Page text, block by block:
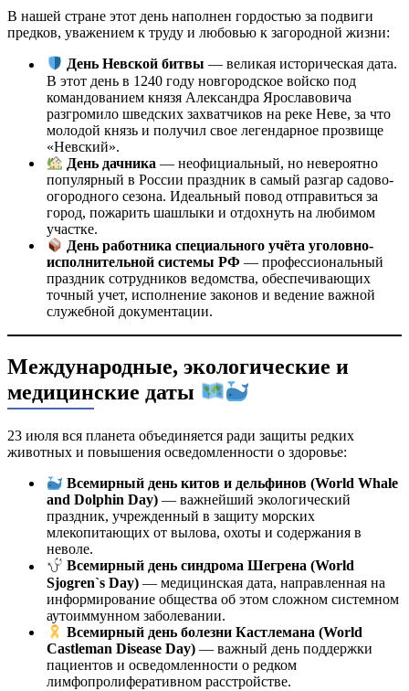
В нашей стране этот день наполнен гордостью за подвиги
предков, уважением к труду и любовью к загородной жизни:
День Невской битвы — великая историческая дата.
В этот день в 1240 году новгородское войско под
командованием князя Александра Ярославовича
разгромило шведских захватчиков на реке Неве, за что
молодой князь и получил свое легендарное прозвище
«Невский».
День дачника — неофициальный, но невероятно
популярный в России праздник в самый разгар садово-
огородного сезона. Идеальный повод отправиться за
город, пожарить шашлыки и отдохнуть на любимом
участке.
День работника специального учёта уголовно-
исполнительной системы РФ — профессиональный
праздник сотрудников ведомства, обеспечивающих
точный учет, исполнение законов и ведение важной
служебной документации.
Международные, экологические и
медицинские даты
23 июля вся планета объединяется ради защиты редких
животных и повышения осведомленности о здоровье:
Всемирный день китов и дельфинов (World Whale
and Dolphin Day) — важнейший экологический
праздник, учрежденный в защиту морских
млекопитающих от вылова, охоты и содержания в
неволе.
Всемирный день синдрома Шегрена (World
Sjogren`s Day) — медицинская дата, направленная на
информирование общества об этом сложном системном
аутоиммунном заболевании.
Всемирный день болезни Кастлемана (World
Castleman Disease Day) — важный день поддержки
пациентов и осведомленности о редком
лимфопролиферативном расстройстве.